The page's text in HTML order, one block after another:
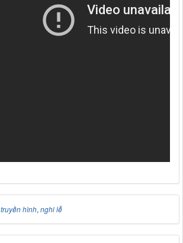
truyền hình, nghi lễ